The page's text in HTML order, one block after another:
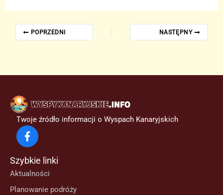
POPRZEDNI NASTĘPNY
Twoje źródło informacji o Wyspach Kanaryjskich
Szybkie linki
Aktualności
Planowanie podróży